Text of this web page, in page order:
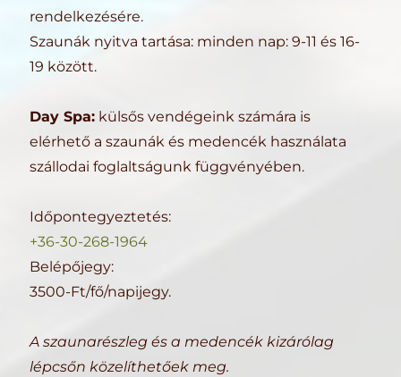
rendelkezésére.
Szaunák nyitva tartása: minden nap: 9-11 és 16-
19 között.
Day Spa: külsős vendégeink számára is
elérhető a szaunák és medencék használata
szállodai foglaltságunk függvényében.
Időpontegyeztetés:
+36-30-268-1964
Belépőjegy:
3500-Ft/fő/napijegy.
A szaunarészleg és a medencék kizárólag
lépcsőn közelíthetőek meg.